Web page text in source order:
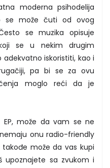
moderna psihodelija
se može čuti od ovog
se muzika opisuje
se u nekim drugim
iskoristiti, kao i
pa bi se za ovu
moglo reći da je
može da vam se ne
onu radio-friendly
može da vas kupi
upoznajete sa zvukom i